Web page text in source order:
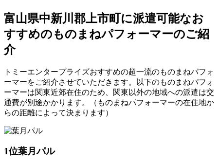
富山県中新川郡上市町に派遣可能なお
すすめのものまねパフォーマーのご紹
介
トミーエンタープライズおすすめの超一流のものまねパフォ
ーマーをご紹介させていただきます。以下のものまねパフォ
ーマーは関東近郊在住のため、関東以外の地域への派遣は交
通費が別途かかります。（ものまねパフォーマーの在住地か
らの距離によって決まります）
1位葉月パル